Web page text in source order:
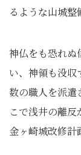
るような山城整
神仏をも恐れぬ
い、神領も没収
数の職人を派遣
こで浅井の離反
金ヶ崎城改修計